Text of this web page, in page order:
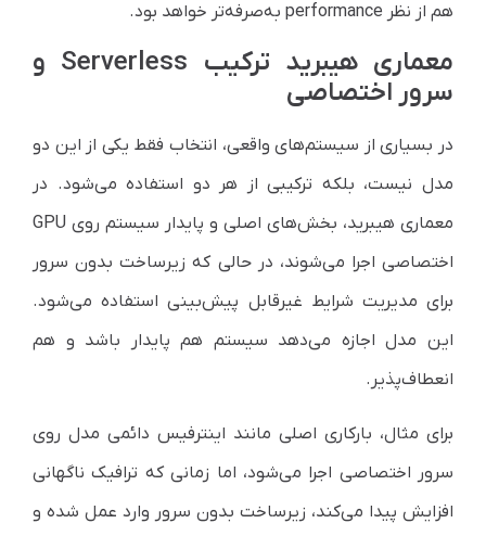
هم از نظر performance به‌صرفه‌تر خواهد بود.
معماری هیبرید ترکیب Serverless و
سرور اختصاصی
در بسیاری از سیستم‌های واقعی، انتخاب فقط یکی از این دو
مدل نیست، بلکه ترکیبی از هر دو استفاده می‌شود. در
معماری هیبرید، بخش‌های اصلی و پایدار سیستم روی GPU
اختصاصی اجرا می‌شوند، در حالی که زیرساخت بدون سرور
برای مدیریت شرایط غیرقابل پیش‌بینی استفاده می‌شود.
این مدل اجازه می‌دهد سیستم هم پایدار باشد و هم
انعطاف‌پذیر.
برای مثال، بارکاری اصلی مانند اینترفیس دائمی مدل روی
سرور اختصاصی اجرا می‌شود، اما زمانی که ترافیک ناگهانی
افزایش پیدا می‌کند، زیرساخت بدون سرور وارد عمل شده و